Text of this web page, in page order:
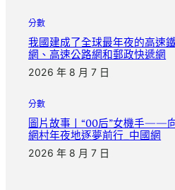
分數
我國建成了全球最年夜的高速
網、高速公路網和郵政快遞網
2026 年 8 月 7 日
分數
圖片故事丨“00后”女機手——
網村年夜地逐夢前行_中國網
2026 年 8 月 7 日